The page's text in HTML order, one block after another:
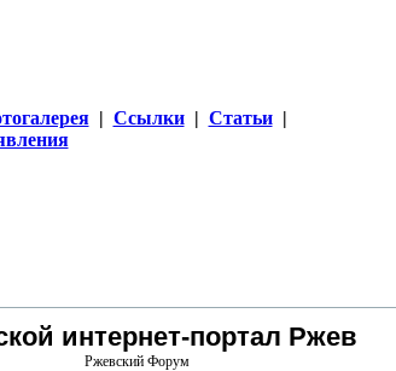
| Ссылки | Статьи |
интернет-портал Ржев
Ржевский Форум